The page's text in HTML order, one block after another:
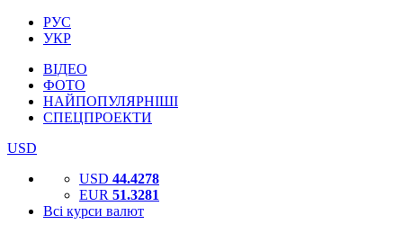
РУС
УКР
ВІДЕО
ФОТО
НАЙПОПУЛЯРНІШІ
СПЕЦПРОЕКТИ
USD
USD 44.4278
EUR 51.3281
Всі курси валют